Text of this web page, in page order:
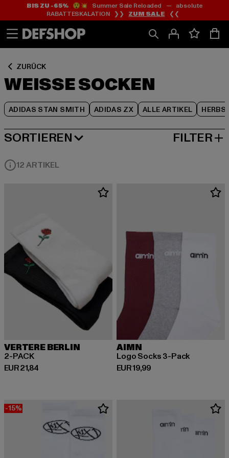
Zum
Inhalt
springen
Zum
Fußzeile
springen
BIS ZU -65%😲💥 Summer Sale Reloaded — absolute
RABATTESKALATION ❯❯ ZUM SALE ❮❮
ZURÜCK
WEISSE SOCKEN
ADIDAS STAN SMITH ADIDAS ZX ALLE ARTIKEL
Zum
Produktraster
springen
SORTIEREN
BELIEBTESTE FILTER
12 ARTIKEL
VERTERE BERLIN
2-PACK
EUR 21,84
Derzeitiger Preis: EUR 21,84
AIMN
Logo Socks 3-Pack
EUR 19,99
Derzeitiger Preis: EUR 19,99
-15%